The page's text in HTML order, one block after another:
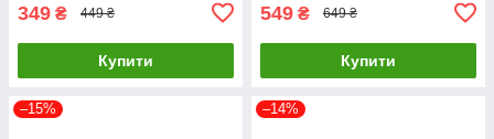
349 ₴ 449 ₴
Купити
549 ₴ 649 ₴
Купити
–15% –14%